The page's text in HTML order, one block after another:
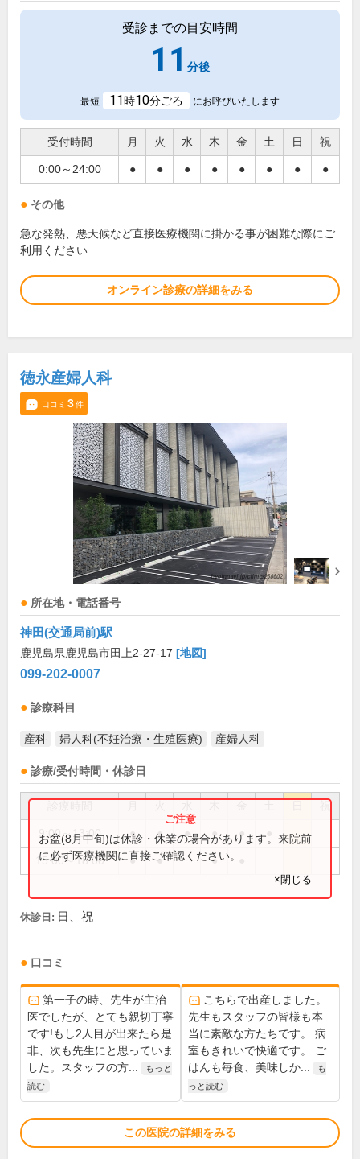
受診までの目安時間
11 分後
最短 11時10分ごろ にお呼びいたします
受付時間 月 火 水 木 金 土 日 祝
0:00～24:00 ● ● ● ● ● ● ● ●
その他
急な発熱、悪天候など直接医療機関に掛かる事が困難な際にご
利用ください
オンライン診療の詳細をみる
徳永産婦人科
口コミ 3件
所在地・電話番号
神田(交通局前)駅
鹿児島県鹿児島市田上2-27-17 [地図]
099-202-0007
診療科目
産科 婦人科(不妊治療・生殖医療) 産婦人科
診療/受付時間・休診日
祝
9:00～13:00 ● ● ● ● ●
15:00～18:00 ● ● ●
お盆(8月中旬)は休診・休業の場合があります。来院前
に必ず医療機関に直接ご確認ください。
×閉じる
休診日: 日、祝
口コミ
第一子の時、先生が主治
医でしたが、とても親切丁寧
です!もし2人目が出来たら是
非、次も先生にと思っていま
した。スタッフの方...
もっと
読む
こちらで出産しました。
先生もスタッフの皆様も本
当に素敵な方たちです。 病
室もきれいで快適です。 ご
はんも毎食、美味しか...
も
っと読む
この医院の詳細をみる